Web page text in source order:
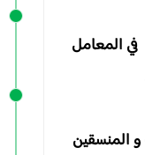
ورشات في المعامل
المنسقين